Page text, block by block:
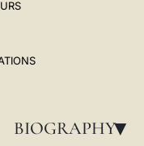
BIOGRAPHY▸